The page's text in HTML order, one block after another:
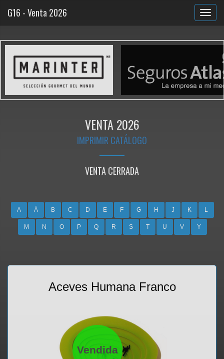
G16 - Venta 2026
VENTA 2026
IMPRIMIR CATÁLOGO
VENTA CERRADA
A Á B C D E F G H J K L
M N O P Q R S T U V Y
Vendida
Aceves Humana Franco